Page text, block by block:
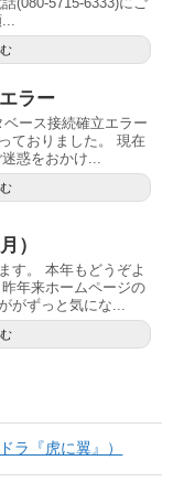
ラー
ース接続確立エラー
ておりました。 現在
惑をおかけ...
）
す。 本年もどうぞよ
年来ホームページの
がずっと気にな...
ラ『虎に翼』）